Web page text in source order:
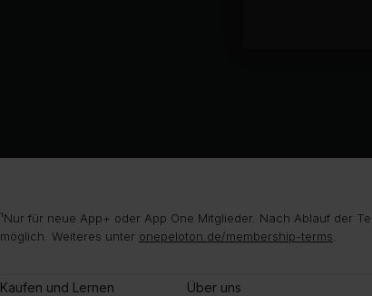
¹Nur für neue App+ oder App One Mitglieder. Nach Ablauf der
möglich. Weiteres unter onepeloton.de/membership-terms
Kaufen und Lernen Über uns